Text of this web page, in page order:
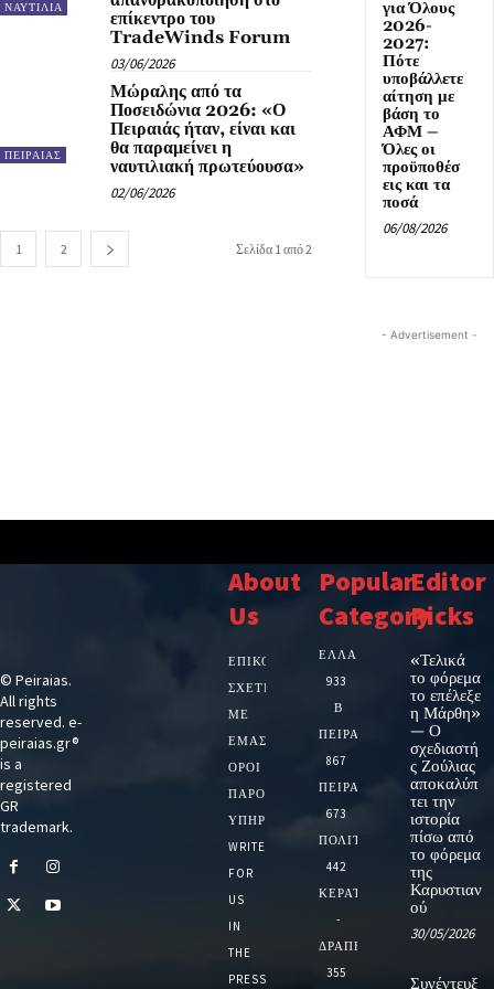
ΝΑΥΤΙΛΙΑ
επίκεντρο του
TradeWinds Forum
03/06/2026
ΠΕΙΡΑΙΑΣ
Μώραλης από τα
Ποσειδώνια 2026: «Ο
Πειραιάς ήταν, είναι και
θα παραμείνει η
ναυτιλιακή πρωτεύουσα»
02/06/2026
1 2 Σελίδα 1 από 2
για Όλους
2026-
2027:
Πότε
υποβάλλετε
αίτηση με
βάση το
ΑΦΜ –
Όλες οι
προϋποθέσ
εις και τα
ποσά
06/08/2026
- Advertisement -
© Peiraias.
All rights
reserved. e-
peiraias.gr®
is a
registered
GR
trademark.
About
Us
ΕΠΙΚΟΙΝΩΝΙΑ
ΣΧΕΤΙΚΆ
ΜΕ
ΕΜΆΣ
ΌΡΟΙ
ΠΑΡΟΧΉΣ
ΥΠΗΡΕΣΙΏΝ
WRITE
FOR
US
IN
THE
PRESS
Popular
Category
ΕΛΛΑΔΑ
933
Β
ΠΕΙΡΑΙΑ
867
ΠΕΙΡΑΙΑΣ
673
ΠΟΛΙΤΙΚΗ
442
ΚΕΡΑΤΣΙΝΙ
-
ΔΡΑΠΕΤΣΩΝΑ
355
Editor
Picks
«Τελικά
το φόρεμα
το επέλεξε
η Μάρθη»
— Ο
σχεδιαστή
ς Ζούλιας
αποκαλύπ
τει την
ιστορία
πίσω από
το φόρεμα
της
Καρυστιαν
ού
30/05/2026
Συνέντευξ